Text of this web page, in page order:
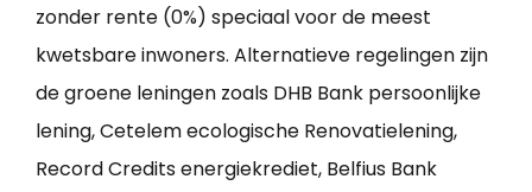
zonder rente (0%) speciaal voor de meest
kwetsbare inwoners. Alternatieve regelingen zijn
de groene leningen zoals DHB Bank persoonlijke
lening, Cetelem ecologische Renovatielening,
Record Credits energiekrediet, Belfius Bank